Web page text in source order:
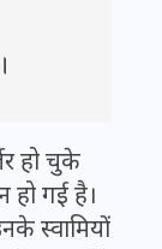
हो चुके
हो गई है।
स्वामियों